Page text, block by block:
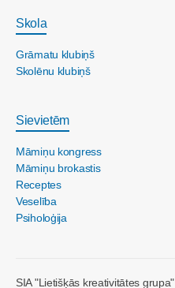
Skola
Grāmatu klubiņš
Skolēnu klubiņš
Sievietēm
Māmiņu kongress
Māmiņu brokastis
Receptes
Veselība
Psiholoģija
SIA "Lietišķās kreativitātes grupa"